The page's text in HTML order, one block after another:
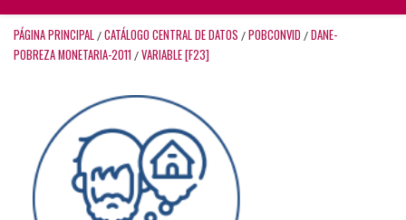
PÁGINA PRINCIPAL / CATÁLOGO CENTRAL DE DATOS / POBCONVID / DANE-
POBREZA MONETARIA-2011 / VARIABLE [F23]